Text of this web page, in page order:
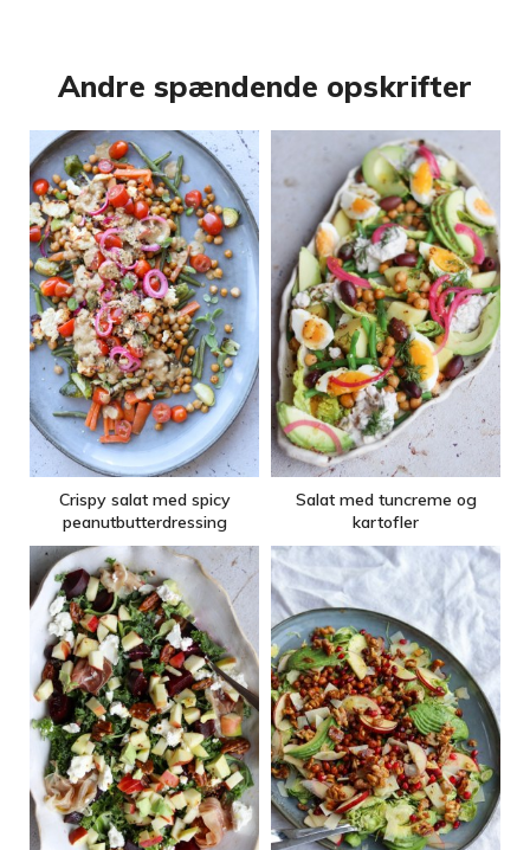
Andre spændende opskrifter
Crispy salat med spicy
peanutbutterdressing
Salat med tuncreme og
kartofler